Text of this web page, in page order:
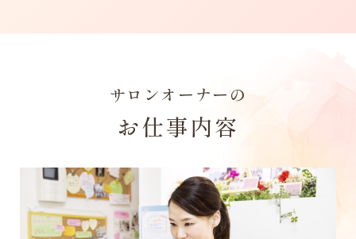
サロンオーナーの
お仕事内容